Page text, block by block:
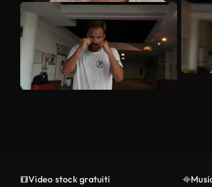
Video stock gratuiti